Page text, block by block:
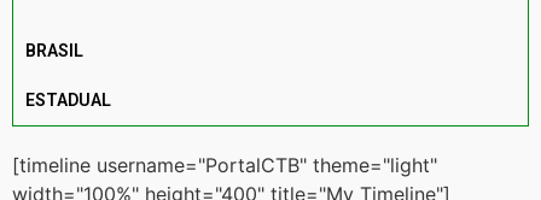
BRASIL
ESTADUAL
[timeline username="PortalCTB" theme="light"
width="100%" height="400" title="My Timeline"]